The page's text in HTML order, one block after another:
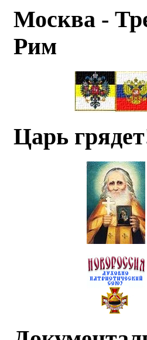
Москва -
Рим
Царь